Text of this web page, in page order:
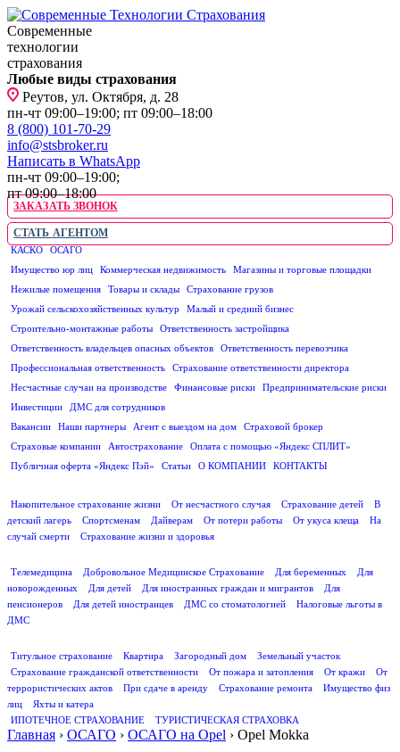
Современные
технологии
страхования
Любые виды страхования
Реутов, ул. Октября, д. 28
пн-чт 09:00–19:00; пт 09:00–18:00
8 (800) 101-70-29
info@stsbroker.ru
Написать в WhatsApp
пн-чт 09:00–19:00;
пт 09:00–18:00
ЗАКАЗАТЬ ЗВОНОК
СТАТЬ АГЕНТОМ
КАСКО ОСАГО
Имущество юр лиц
Коммерческая недвижимость
Магазины и торговые площадки
Нежилые помещения
Товары и склады
Страхование грузов
Урожай сельскохозяйственных культур
Малый и средний бизнес
Строительно-монтажные работы
Ответственность застройщика
Ответственность владельцев опасных объектов
Ответственность перевозчика
Профессиональная ответственность
Страхование ответственности директора
Несчастные случаи на производстве
Финансовые риски
Предпринимательские риски
Инвестиции
ДМС для сотрудников
Вакансии
Наши партнеры Агент с выездом на дом
Страховой брокер
Страховые компании
Автострахование
Оплата с помощью «Яндекс СПЛИТ»
Публичная оферта «Яндекс Пэй»
Статьи О КОМПАНИИ
КОНТАКТЫ
Накопительное страхование жизни
От несчастного случая Страхование детей
В
детский лагерь
Спортсменам Дайверам От потери работы От укуса клеща
На
случай смерти
Страхование жизни и здоровья
Телемедицина
Добровольное Медицинское Страхование Для беременных
Для
новорожденных
Для детей Для иностранных граждан и мигрантов
Для
пенсионеров
Для детей иностранцев ДМС со стоматологией
Налоговые льготы в
ДМС
Титульное страхование
Квартира Загородный дом
Земельный участок
Страхование гражданской ответственности
От пожара и затопления От кражи
От
террористических актов
При сдаче в аренду Страхование ремонта
Имущество физ
лиц
Яхты и катера
ИПОТЕЧНОЕ СТРАХОВАНИЕ
ТУРИСТИЧЕСКАЯ СТРАХОВКА
Главная › ОСАГО › ОСАГО на Opel › Opel Mokka